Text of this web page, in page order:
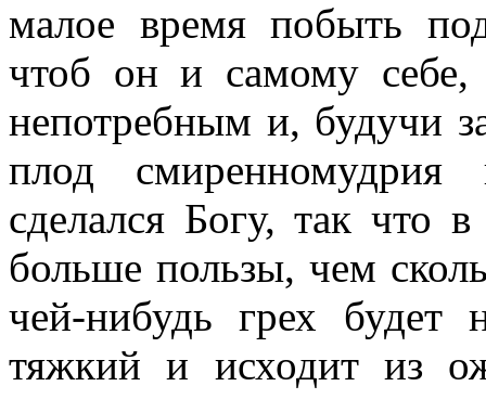
малое время побыть
чтоб он и самому себе,
непотребным и, будучи
плод
сделался Богу, так что
больше пользы, чем
чей-нибудь грех
тяжкий и исходит из